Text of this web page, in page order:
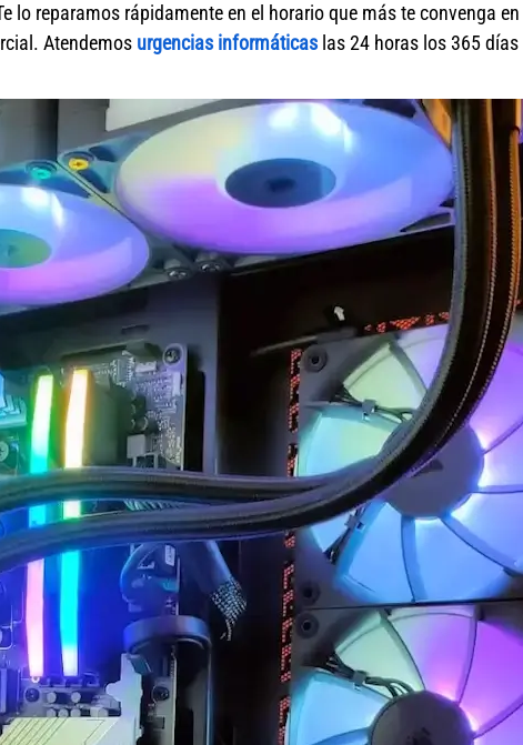
lo reparamos rápidamente en el horario que más te convenga en
Atendemos urgencias informáticas las 24 horas los 365 días